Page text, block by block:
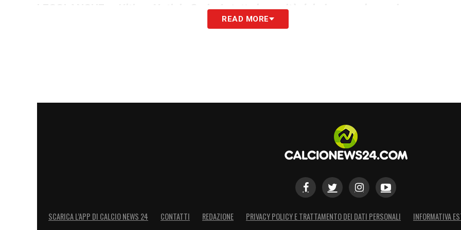
Ultime Notizie Serie A: tutte le novità del giorno sul massimo
READ MORE
SCARICA L’APP DI CALCIO NEWS 24 CONTATTI REDAZIONE PRIVACY POLICY E TRATTAMENTO DEI DATI PERSONALI INFORMATIVA